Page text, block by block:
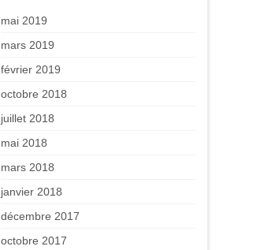
mai 2019
mars 2019
février 2019
octobre 2018
juillet 2018
mai 2018
mars 2018
janvier 2018
décembre 2017
octobre 2017